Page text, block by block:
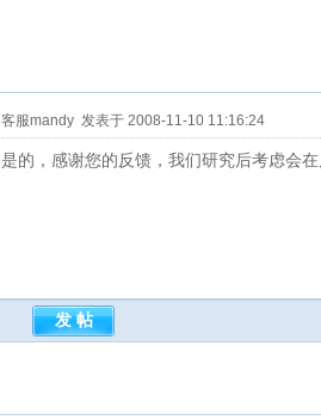
客服mandy 发表于 2008-11-10 11:16:24
是的，感谢您的反馈，我们研究后考虑会